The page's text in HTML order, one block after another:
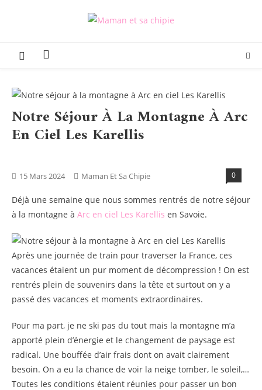
Notre Séjour À La Montagne À Arc
En Ciel Les Karellis
15 Mars 2024 Maman Et Sa Chipie 0
Déjà une semaine que nous sommes rentrés de notre séjour
à la montagne à Arc en ciel Les Karellis en Savoie.
Après une journée de train pour traverser la France, ces
vacances étaient un pur moment de décompression ! On est
rentrés plein de souvenirs dans la tête et surtout on y a
passé des vacances et moments extraordinaires.
Pour ma part, je ne ski pas du tout mais la montagne m’a
apporté plein d’énergie et le changement de paysage est
radical. Une bouffée d’air frais dont on avait clairement
besoin. On a eu la chance de voir la neige tomber, le soleil,…
Toutes les conditions étaient réunies pour passer un bon